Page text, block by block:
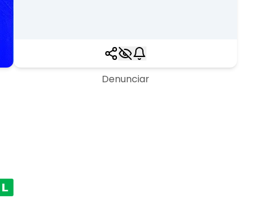
Denunciar